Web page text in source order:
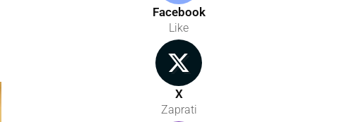
Facebook
Like
X
Zaprati